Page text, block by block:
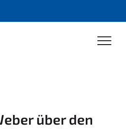
über den